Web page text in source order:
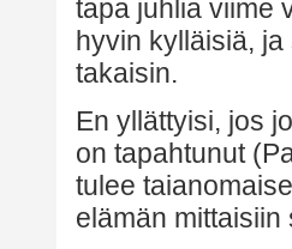
tapa juhlia viime
hyvin kylläisiä,
takaisin.
En yllättyisi, jos
on tapahtunut
tulee
elämän